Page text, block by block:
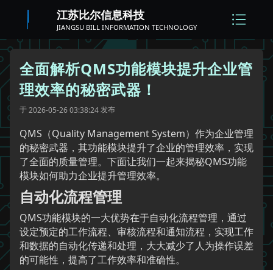
江苏比尔信息科技
JIANGSU BILL INFORMATION TECHNOLOGY
全面解析QMS功能模块提升企业管
理效率的秘密武器！
于2026-05-26 03:38:24发布
QMS（Quality Management System）作为企业管理
的秘密武器，其功能模块提升了企业的管理效率，实现
了全面的质量管理。下面让我们一起来揭秘QMS功能
模块如何助力企业提升管理效率。
自动化流程管理
QMS功能模块的一大优势在于自动化流程管理，通过
设定预定的工作流程、审核流程和通知流程，实现工作
和数据的自动化传递和处理，大大减少了人为操作误差
的可能性，提高了工作效率和准确性。